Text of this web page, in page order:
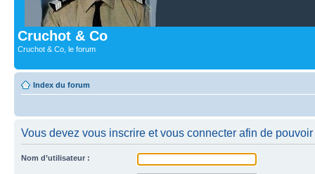
Cruchot & Co
Cruchot & Co, le forum
Index du forum
Vous devez vous inscrire et vous connecter afin de
Nom d’utilisateur :